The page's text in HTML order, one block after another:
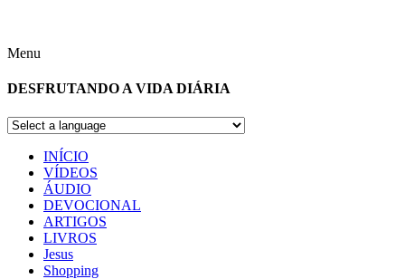
Menu
DESFRUTANDO A VIDA DIÁRIA
INÍCIO
VÍDEOS
ÁUDIO
DEVOCIONAL
ARTIGOS
LIVROS
Jesus
Shopping